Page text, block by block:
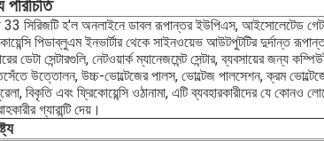
33 সিরিজটি হ'ল অনলাইনে ডাবল রূপান্তর ইউপিএস, আইসোলেটেড গেট
পিডাব্লুএম ইনভার্টার থেকে সাইনওয়েভ আউটপুটটির দুর্দান্ত
ডেটা সেন্টারগুলি, নেটওয়ার্ক ম্যানেজমেন্ট সেন্টার, ব্যবসায়ের জন্য
উত্তোলন, উচ্চ-ভোল্টেজের পালস, ভোল্টেজ পালসেশন, ক্রম
বিকৃতি এবং ফ্রিকোয়েন্সি ওঠানামা, এটি ব্যবহারকারীদের যে কোনও
গ্যারান্টি দেয়।